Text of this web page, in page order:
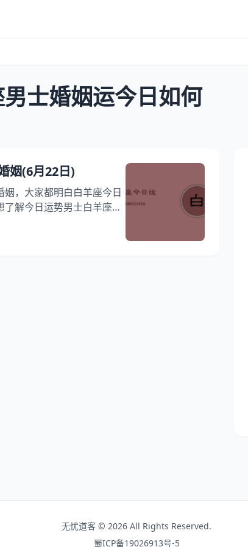
士婚姻运今日如何
姻(6月22日)
，大家都明白白羊座今日
解今日运势男士白羊座婚
男士婚姻运今日如何，本
男性解读，跟随我们一起探
无忧道客 © 2026 All Rights Reserved.
蜀ICP备19026913号-5